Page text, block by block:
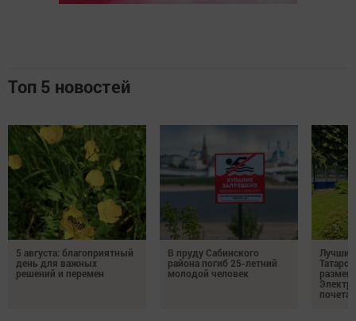
Топ 5 новостей
5 августа: благоприятный
день для важных
решений и перемен
В пруду Сабинского
района погиб 25-летний
молодой человек
Лучших
почета